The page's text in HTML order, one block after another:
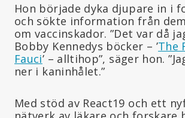
Hon började dyka djupare in i
och sökte information från
om vaccinskador. ”Det var då
Bobby Kennedys böcker – ’The
Fauci’ – alltihop”, säger hon.
ner i kaninhålet.”
Med stöd av React19 och ett